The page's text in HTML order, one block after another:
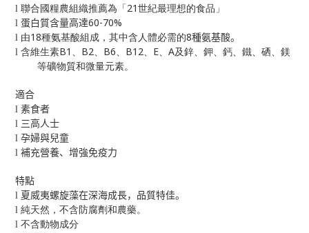
l 聯合國糧農組織推薦為「 21 世紀最理想的食品」
l 蛋白質含量高達60-70%
l 由18種氨基酸組成，其中含人體必需的8種氨基酸。
l 含維生素B1 、 B2、 B6、 B12、 E、 A及鋅、鉀、鈣、鐵、硒、鎂
等礦物質和微量元素。
適合
l 素食者
l 三高人士
l 孕婦與兒童
l 補充營養、增強免疫力
特點
l 夏威夷螺旋藻在深海成長，品質特佳。
l 純天然，不含防腐劑和農藥。
l 不含動物成分